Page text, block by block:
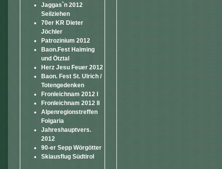
Jaggas`n 2012
Seilziehen
70er KR Dieter
Jöchler
Patrozinium 2012
Baon.Fest Haiming
und Ötztal
Herz Jesu Feuer 2012
Baon. Fest St. Ulrich /
Totengedenken
Fronleichnam 2012 I
Fronleichnam 2012 II
Alpenregionstreffen
Folgaria
Jahreshauptvers.
2012
90-er Sepp Wörgötter
Skiausflug Südtirol